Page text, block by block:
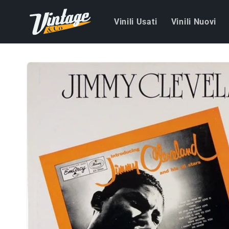
direttamente
ai contenuti
Vinili Usati Vinili Nuovi
Passa alle
informazioni
sul prodotto